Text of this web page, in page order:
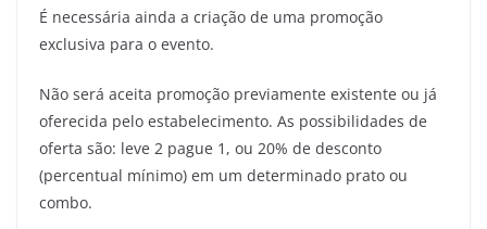
É necessária ainda a criação de uma promoção
exclusiva para o evento.
Não será aceita promoção previamente existente ou já
oferecida pelo estabelecimento. As possibilidades de
oferta são: leve 2 pague 1, ou 20% de desconto
(percentual mínimo) em um determinado prato ou
combo.